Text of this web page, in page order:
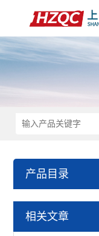
产品目录
注塑式系统线束
相关文章